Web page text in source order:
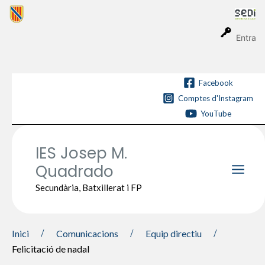
Entra
Vés
Facebook
Comptes d'Instagram
YouTube
IES Josep M.
Quadrado
Secundària, Batxillerat i FP
Inici Comunicacions
Equip directiu
Felicitació de nadal